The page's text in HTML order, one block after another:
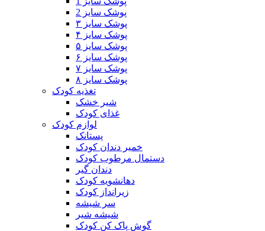
پوشک سایز 2
پوشک سایز ۳
پوشک سایز ۴
پوشک سایز ۵
پوشک سایز ۶
پوشک سایز ۷
پوشک سایز ۸
تغذیه کودک
شیر خشک
غذای کودک
لوازم کودک
پستانک
خمیر دندان کودک
دستمال مرطوب کودک
دندان گیر
دهانشویه کودک
زیرانداز کودک
سر شیشه
شیشه شیر
گوش پاک کن کودک